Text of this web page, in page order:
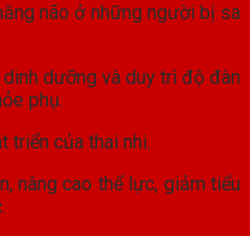
não ở những người bị sa
dưỡng và duy trì độ đàn
phụ.
triển của thai nhi.
nâng cao thể lực, giảm tiểu